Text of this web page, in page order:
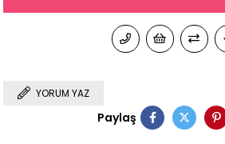
YORUM YAZ
Paylaş